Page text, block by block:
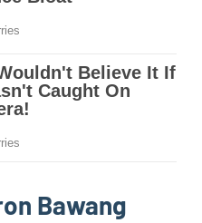
Bawang